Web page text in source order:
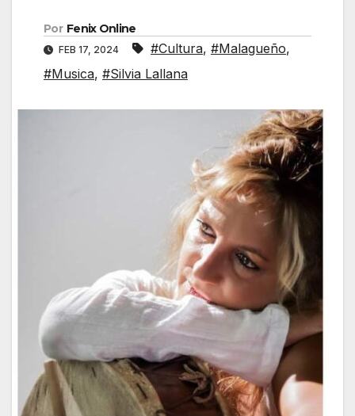
Por Fenix Online
FEB 17, 2024 #Cultura, #Malagueño,
#Musica, #Silvia Lallana